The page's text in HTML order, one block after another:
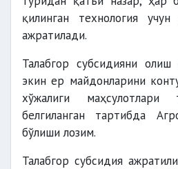
қилинган технология
ажратилади.
Талабгор субсидияни
экин ер майдонларини
хўжалиги маҳсулотлари
белгиланган тартибда
бўлиши лозим.
Талабгор субсидия